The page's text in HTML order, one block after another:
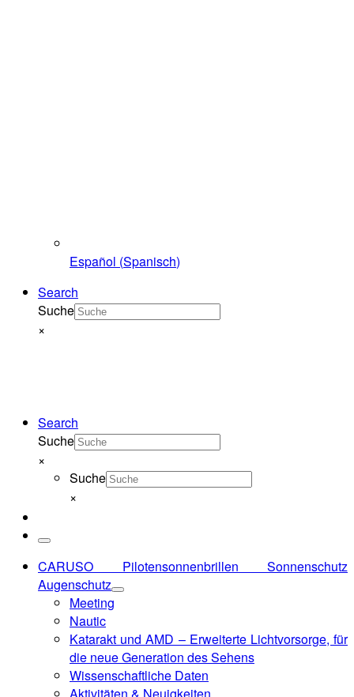
Español (Spanisch)
Search
Suche
×
Search
Suche
×
Suche
×
Menü
CARUSO Pilotensonnenbrillen Sonnenschutz
Augenschutz
Meeting
Nautic
Katarakt und AMD – Erweiterte Lichtvorsorge, für
die neue Generation des Sehens
Wissenschaftliche Daten